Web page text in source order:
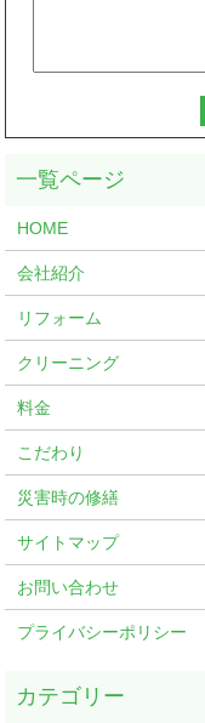
HOME
会社紹介
リフォーム
クリーニング
料金
こだわり
災害時の修繕
サイトマップ
お問い合わせ
プライバシーポリシー